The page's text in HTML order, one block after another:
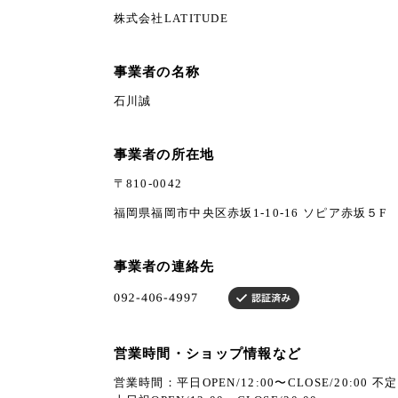
株式会社LATITUDE
事業者の名称
石川誠
事業者の所在地
〒810-0042
福岡県福岡市中央区赤坂1-10-16 ソピア赤坂５F
事業者の連絡先
営業時間・ショップ情報など
営業時間：平日OPEN/12:00〜CLOSE/20:00 不